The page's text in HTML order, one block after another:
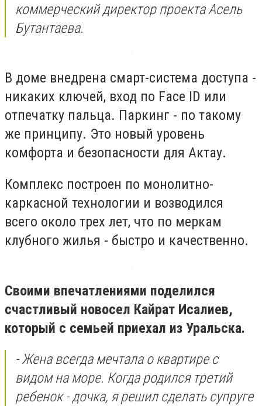
коммерческий директор проекта Асель
Бутантаева.
В доме внедрена смарт-система доступа -
никаких ключей, вход по Face ID или
отпечатку пальца. Паркинг - по такому
же принципу. Это новый уровень
комфорта и безопасности для Актау.
Комплекс построен по монолитно-
каркасной технологии и возводился
всего около трех лет, что по меркам
клубного жилья - быстро и качественно.
Своими впечатлениями поделился
счастливый новосел Кайрат Исалиев,
который с семьей приехал из Уральска.
- Жена всегда мечтала о квартире с
видом на море. Когда родился третий
ребенок - дочка, я решил сделать супруге